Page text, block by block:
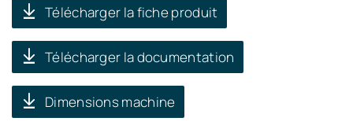
Télécharger la fiche produit
Télécharger la documentation
Dimensions machine